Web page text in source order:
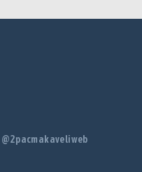
@2pacmakaveliweb